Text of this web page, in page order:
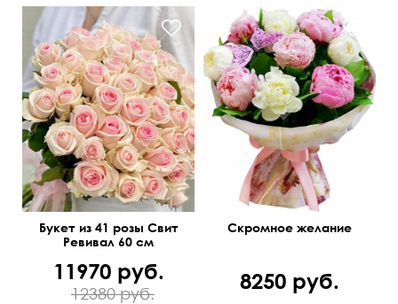
Нежные розочки
Букет из 41 розы Свит
Ревивал 60 см
11970 руб.
12380 руб.
Букет из 11 пионов с
рускусом и декором.
Скромное желание
8250 руб.